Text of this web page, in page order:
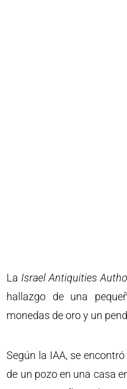
La Israel Antiquities
hallazgo de una
monedas de oro y un
Según la IAA, se
de un pozo en una casa